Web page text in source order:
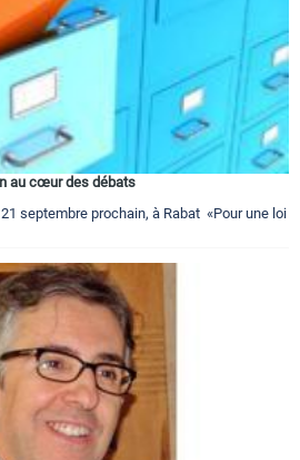
au cœur des débats
septembre prochain, à Rabat «Pour une loi